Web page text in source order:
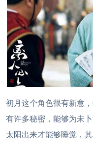
初月这个角色很有新意
有许多秘密，能够为未
太阳出来才能够睡觉，